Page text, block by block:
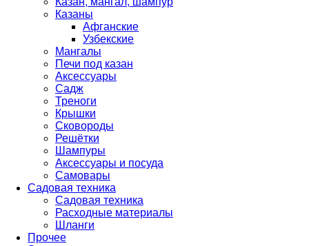
Казаны
Афганские
Узбекские
Мангалы
Печи под казан
Аксессуары
Садж
Треноги
Крышки
Сковороды
Решётки
Шампуры
Аксессуары и посуда
Самовары
Садовая техника
Садовая техника
Расходные материалы
Шланги
Прочее